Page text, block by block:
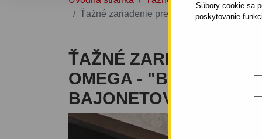
Súbory cookie sa
poskytovanie
Ťažné zariadenie pre Opel OMEGA - "B" -
ŤAŽNÉ ZARIADENIE
OMEGA - "B" -
BAJONETOVÝM